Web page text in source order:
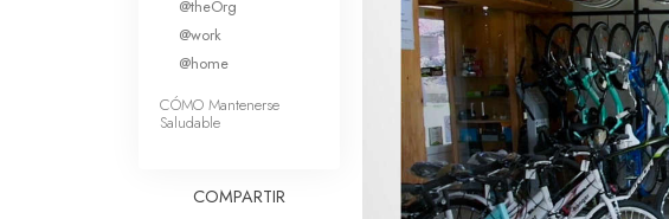
Amor y Odio: ¿Qué es Grandeza?
@theOrg
@work
@home
CÓMO Mantenerse
Saludable
COMPARTIR